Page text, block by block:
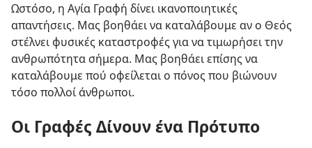
Ωστόσο, η Αγία Γραφή δίνει ικανοποιητικές
απαντήσεις. Μας βοηθάει να καταλάβουμε αν ο Θεός
στέλνει φυσικές καταστροφές για να τιμωρήσει την
ανθρωπότητα σήμερα. Μας βοηθάει επίσης να
καταλάβουμε πού οφείλεται ο πόνος που βιώνουν
τόσο πολλοί άνθρωποι.
Οι Γραφές Δίνουν ένα Πρότυπο